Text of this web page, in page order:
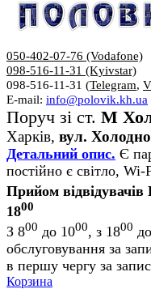
050-402-07-76 (Vodafone)
098-516-11-31 (Kyivstar)
098-516-11-31 (Telegram,
E-mail: info@polovik.kh.ua
Поруч зі ст. М
Харків, вул.
Детальний опис. Є
постійно є світло, Wi-
Прийом
1800
З 800 до 1000, з 1800
обслуговування за
в першу чергу за
Корзина